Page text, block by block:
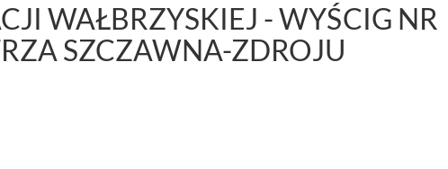
WAŁBRZYSKIEJ - WYŚCIG NR
SZCZAWNA-ZDROJU